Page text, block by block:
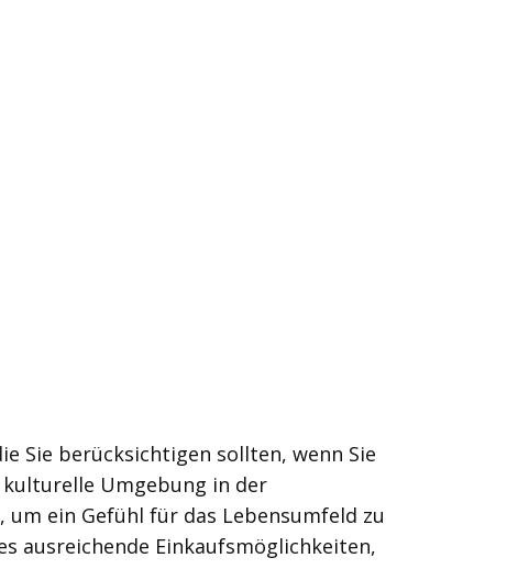
Sie berücksichtigen sollten, wenn Sie
Umgebung in der
ein Gefühl für das Lebensumfeld zu
ausreichende Einkaufsmöglichkeiten,